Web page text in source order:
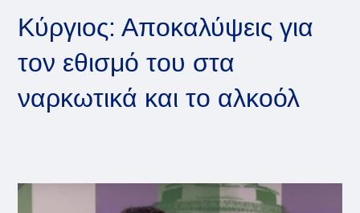
Κύργιος: Αποκαλύψεις για
τον εθισμό του στα
ναρκωτικά και το αλκοόλ